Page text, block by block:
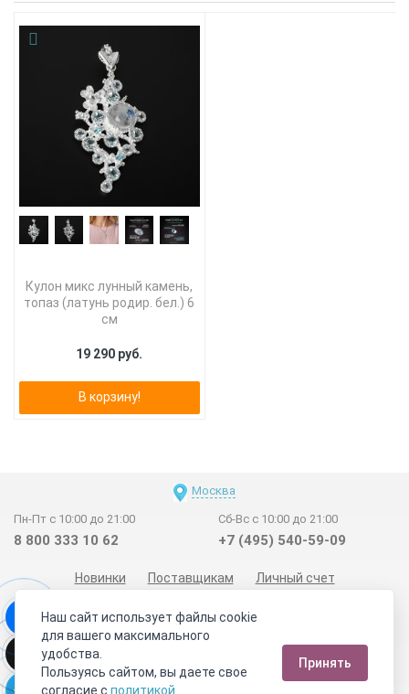
Кулон микс лунный камень,
топаз (латунь родир. бел.) 6
см
19 290 руб.
В корзину!
Москва
Пн-Пт с 10:00 до 21:00
8 800 333 10 62
Сб-Вс с 10:00 до 21:00
+7 (495) 540-59-09
Новинки Поставщикам
Личный счет
Отзывы покупателей
Сертификаты
Обратная связь
СОУТ
Телеграм
Max
Наш сайт использует файлы cookie
для вашего максимального
удобства.
Пользуясь сайтом, вы даете свое
согласие с политикой
Принять